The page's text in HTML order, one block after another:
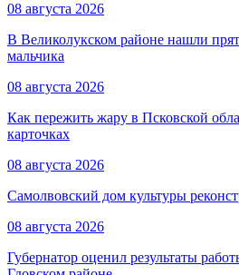
08 августа 2026
В Великолукском районе нашли
мальчика
08 августа 2026
Как пережить жару в Псковской
карточках
08 августа 2026
Самолвовский дом культуры
08 августа 2026
Губернатор оценил результаты